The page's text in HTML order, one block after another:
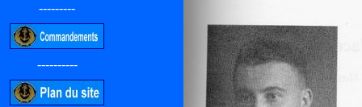
---------
----------